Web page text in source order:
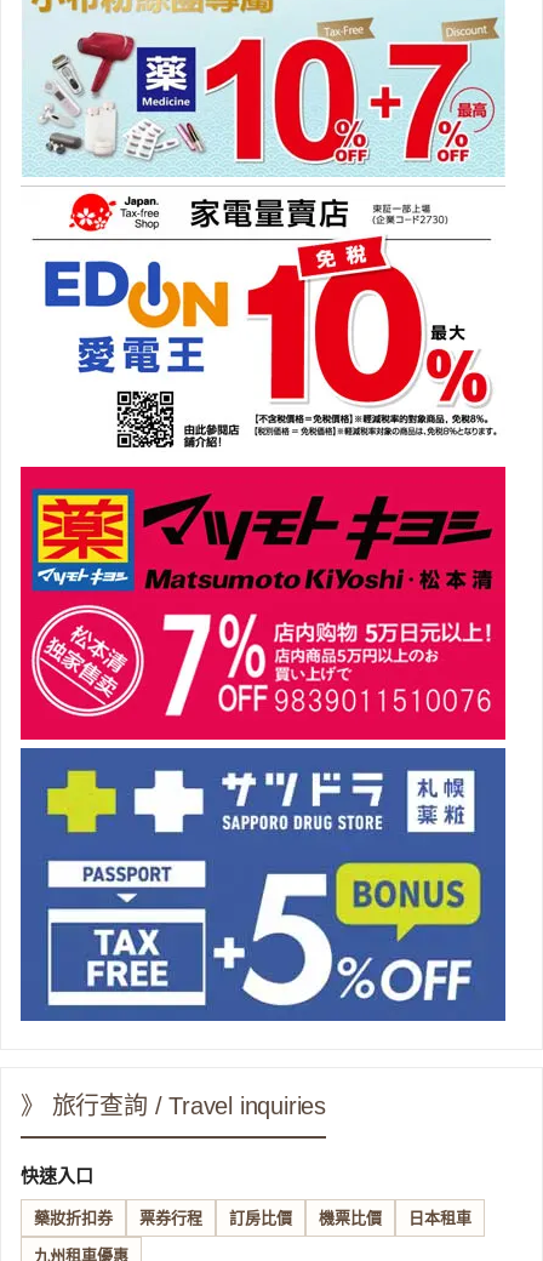
》 旅行查詢 / Travel inquiries
快速入口
藥妝折扣券 票券行程 訂房比價 機票比價 日本租車
九州租車優惠